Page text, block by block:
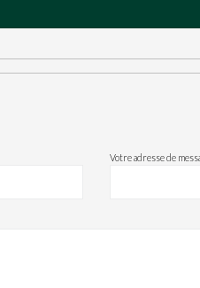
Votre adresse de